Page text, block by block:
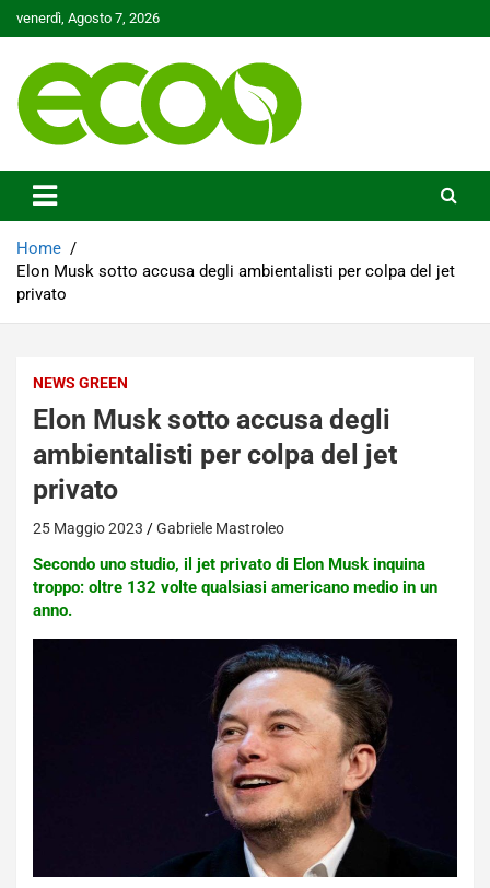
to
venerdì, Agosto 7, 2026
Ecoo.it
Home
Elon Musk sotto accusa degli ambientalisti per colpa del jet
privato
NEWS GREEN
Elon Musk sotto accusa degli
ambientalisti per colpa del jet
privato
25 Maggio 2023 Gabriele Mastroleo
Secondo uno studio, il jet privato di Elon Musk inquina
troppo: oltre 132 volte qualsiasi americano medio in un
anno.